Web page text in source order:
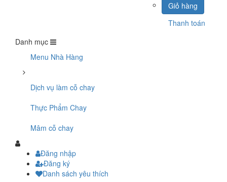
Giỏ hàng
Thanh toán
Danh mục
Menu Nhà Hàng
Dịch vụ làm cỗ chay
Thực Phẩm Chay
Mâm cỗ chay
Đăng nhập
Đăng ký
Danh sách yêu thích